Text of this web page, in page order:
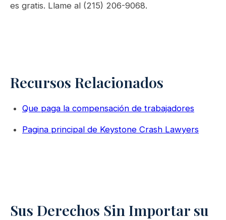
es gratis. Llame al (215) 206-9068.
Recursos Relacionados
Que paga la compensación de trabajadores
Pagina principal de Keystone Crash Lawyers
Sus Derechos Sin Importar su